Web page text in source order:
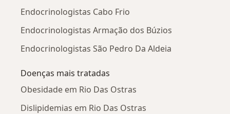
Endocrinologistas Cabo Frio
Endocrinologistas Armação dos Búzios
Endocrinologistas São Pedro Da Aldeia
Doenças mais tratadas
Obesidade em Rio Das Ostras
Dislipidemias em Rio Das Ostras